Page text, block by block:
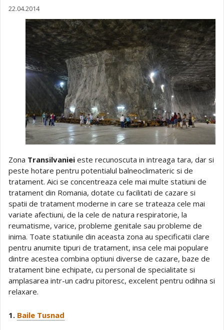
22.04.2014
Zona Transilvaniei este recunoscuta in intreaga tara, dar si
peste hotare pentru potentialul balneoclimateric si de
tratament. Aici se concentreaza cele mai multe statiuni de
tratament din Romania, dotate cu facilitati de cazare si
spatii de tratament moderne in care se trateaza cele mai
variate afectiuni, de la cele de natura respiratorie, la
reumatisme, varice, probleme genitale sau probleme de
inima. Toate statiunile din aceasta zona au specificatii clare
pentru anumite tipuri de tratament, insa cele mai populare
dintre acestea combina optiuni diverse de cazare, baze de
tratament bine echipate, cu personal de specialitate si
amplasarea intr-un cadru pitoresc, excelent pentru odihna si
relaxare.
1. Baile Tusnad